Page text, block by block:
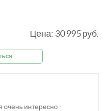
Цена: 30 995 руб.
очень интересно -